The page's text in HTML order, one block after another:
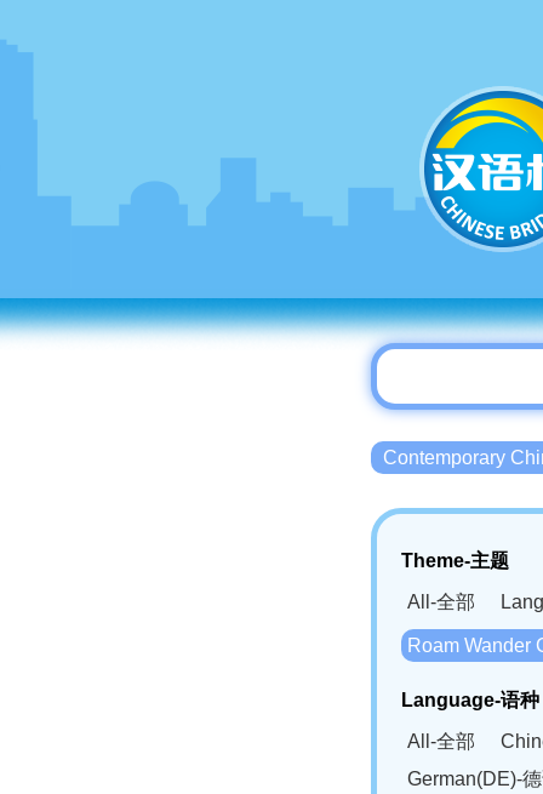
Contemporary
Theme-主题
All-全部
Roam Wander
Language-语种
All-全部
German(DE)-